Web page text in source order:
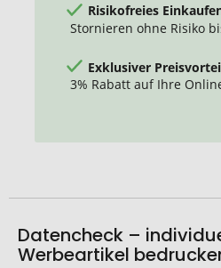
Risikofreies
Stornieren ohne Risiko
Exklusiver
3% Rabatt auf Ihre
Datencheck –
Werbeartikel